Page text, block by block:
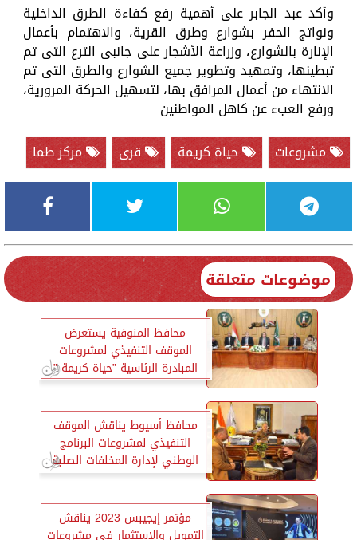
وأكد عبد الجابر على أهمية رفع كفاءة الطرق الداخلية
ونواتج الحفر بشوارع وطرق القرية، والاهتمام بأعمال
الإنارة بالشوارع، وزراعة الأشجار على جانبى الترع التى تم
تبطينها، وتمهيد وتطوير جميع الشوارع والطرق التى تم
الانتهاء من أعمال المرافق بها، لتسهيل الحركة المرورية،
ورفع العبء عن كاهل المواطنين
مشروعات
حياة كريمة قرى مركز طما
موضوعات متعلقة
محافظ المنوفية يستعرض
الموقف التنفيذي لمشروعات
المبادرة الرئاسية ”حياة كريمة ”
محافظ أسيوط يناقش الموقف
التنفيذي لمشروعات البرنامج
الوطني لإدارة المخلفات الصلبة
مؤتمر إيجيبس 2023 يناقش
التمويل والاستثمار في مشروعات